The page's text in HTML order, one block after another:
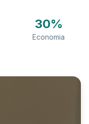
30%
Economia